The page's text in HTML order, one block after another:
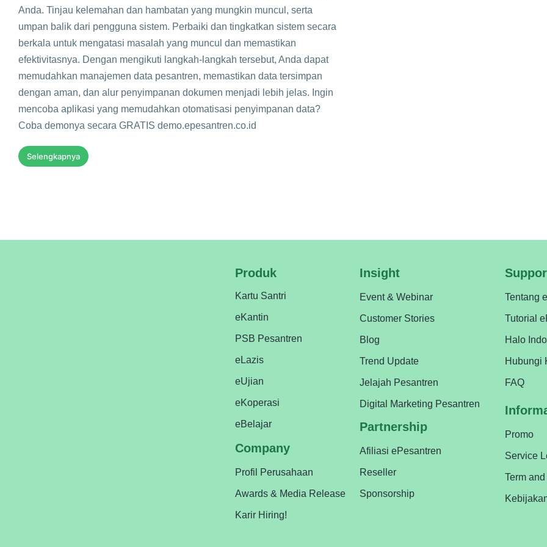
Anda. Tinjau kelemahan dan hambatan yang mungkin muncul, serta
umpan balik dari pengguna sistem. Perbaiki dan tingkatkan sistem secara
berkala untuk mengatasi masalah yang muncul dan memastikan
efektivitasnya. Dengan mengikuti langkah-langkah tersebut, Anda dapat
memudahkan manajemen data pesantren, memastikan data tersimpan
dengan aman, dan alur penyimpanan dokumen menjadi lebih jelas. Ingin
mencoba aplikasi yang memudahkan otomatisasi penyimpanan data?
Coba demonya secara GRATIS demo.epesantren.co.id
Selengkapnya
Produk
Kartu Santri
eKantin
PSB Pesantren
eLazis
eUjian
eKoperasi
eBelajar
Company
Profil Perusahaan
Awards & Media Release
Karir Hiring!
Insight
Event & Webinar
Customer Stories
Blog
Trend Update
Jelajah Pesantren
Digital Marketing Pesantren
Partnership
Afiliasi ePesantren
Reseller
Sponsorship
Tentang
Tutorial
Halo
Hubungi
FAQ
Promo
Service
Term